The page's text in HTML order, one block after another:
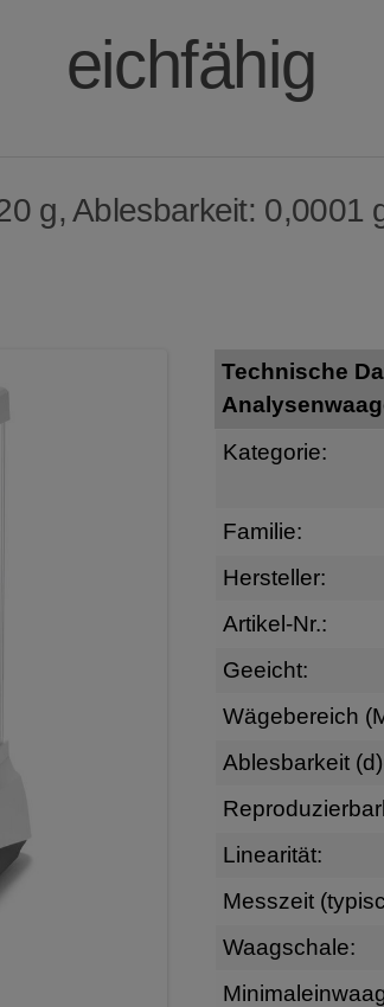
eichfähig
g, Ablesbarkeit: 0,0001
Technische
Kategorie:
Familie:
Hersteller:
Artikel-Nr.:
Geeicht:
Wägebereich
Ablesbarkeit
Linearität:
Messzeit
Waagschale: